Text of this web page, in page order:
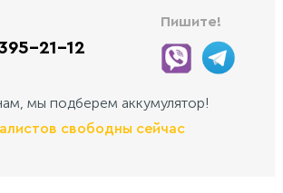
21-12
Пишите!
мы подберем аккумулятор!
свободны сейчас